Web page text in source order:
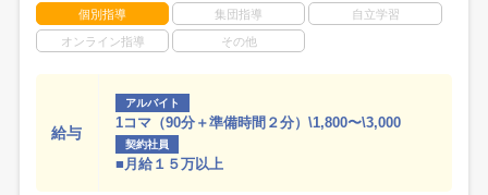
個別指導 集団指導 自立学習
オンライン指導 その他
給与
アルバイト
1コマ（90分＋準備時間２分）\1,800〜\3,000
契約社員
■月給１５万以上